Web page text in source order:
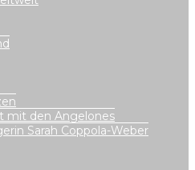
mit den Angelones
Sarah Coppola-Weber